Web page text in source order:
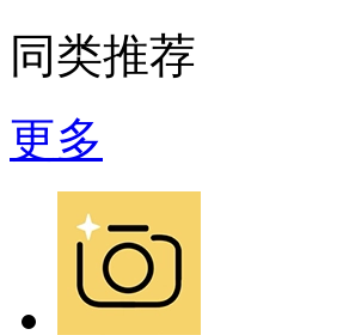
同类推荐
更多